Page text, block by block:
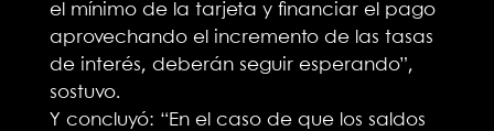
el mínimo de la tarjeta y financiar el pago
aprovechando el incremento de las tasas
de interés, deberán seguir esperando”,
sostuvo.
Y concluyó: “En el caso de que los saldos